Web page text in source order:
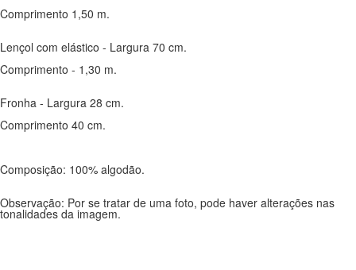
Comprimento 1,50 m.
Lençol com elástico - Largura 70 cm.
Comprimento - 1,30 m.
Fronha - Largura 28 cm.
Comprimento 40 cm.
Composição: 100% algodão.
Observação: Por se tratar de uma foto, pode haver alterações nas
tonalidades da imagem.